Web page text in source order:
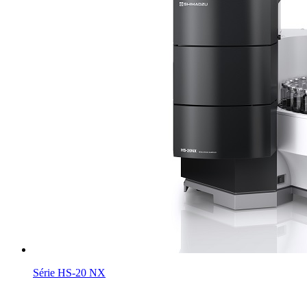
Série HS-20 NX